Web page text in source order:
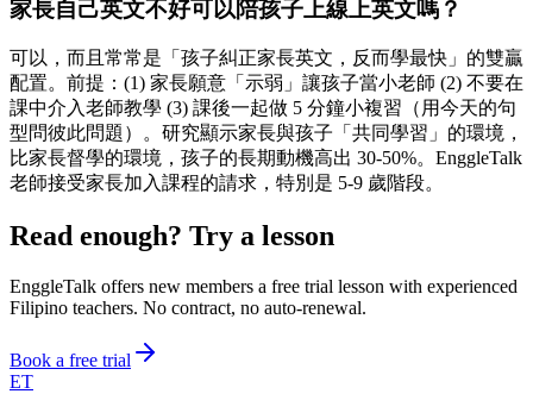
家長自己英文不好可以陪孩子上線上英文嗎？
可以，而且常常是「孩子糾正家長英文，反而學最快」的雙贏
配置。前提：(1) 家長願意「示弱」讓孩子當小老師 (2) 不要在
課中介入老師教學 (3) 課後一起做 5 分鐘小複習（用今天的句
型問彼此問題）。研究顯示家長與孩子「共同學習」的環境，
比家長督學的環境，孩子的長期動機高出 30-50%。EnggleTalk
老師接受家長加入課程的請求，特別是 5-9 歲階段。
Read enough? Try a lesson
EnggleTalk offers new members a free trial lesson with experienced
Filipino teachers. No contract, no auto-renewal.
Book a free trial
ET